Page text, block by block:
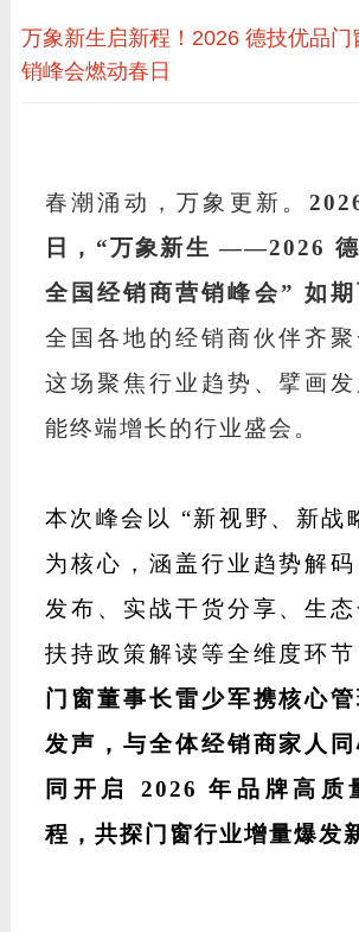
万象新生启新程！2026 德技优品
销峰会燃动春日
春潮涌动，万象更新。
日，“万象新生 ——2026
全国经销商营销峰会” 如期
全国各地的经销商伙伴齐
这场聚焦行业趋势、擘画
能终端增长的行业盛会。
本次峰会以
“新视野、新战
为核心，涵盖行业趋势解
发布、实战干货分享、生态
扶持政策解读等全维度环
门窗董事长雷少军携核心
发声，与全体经销商家人
同开启
2026 年品牌高质
程，共探门窗行业增量爆发